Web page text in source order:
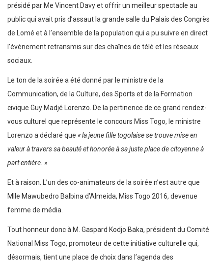
présidé par Me Vincent Davy et offrir un meilleur spectacle au
public qui avait pris d’assaut la grande salle du Palais des Congrès
de Lomé et à l’ensemble de la population qui a pu suivre en direct
l’événement retransmis sur des chaînes de télé et les réseaux
sociaux.
Le ton de la soirée a été donné par le ministre de la
Communication, de la Culture, des Sports et de la Formation
civique Guy Madjé Lorenzo. De la pertinence de ce grand rendez-
vous culturel que représente le concours Miss Togo, le ministre
Lorenzo a déclaré que « la jeune fille togolaise se trouve mise en
valeur à travers sa beauté et honorée à sa juste place de citoyenne à
part entière. »
Et à raison. L’un des co-animateurs de la soirée n’est autre que
Mlle Mawubedro Balbina d’Almeida, Miss Togo 2016, devenue
femme de média.
Tout honneur donc à M. Gaspard Kodjo Baka, président du Comité
National Miss Togo, promoteur de cette initiative culturelle qui,
désormais, tient une place de choix dans l’agenda des